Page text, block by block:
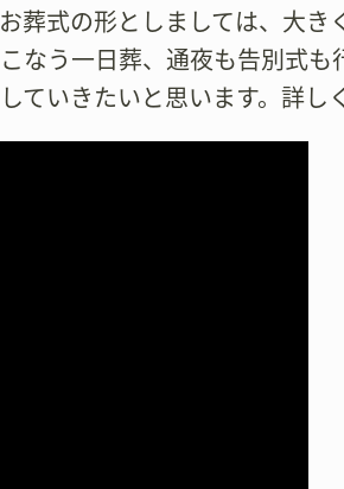
葬式の形としましては、大き
なう一日葬、通夜も告別式
ていきたいと思います。詳し